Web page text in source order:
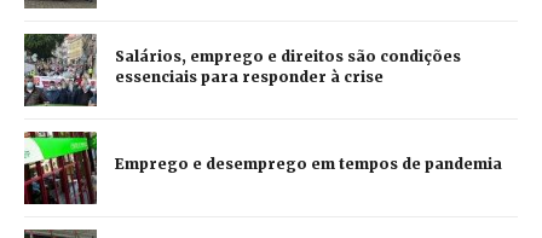
Salários, emprego e direitos são condições
essenciais para responder à crise
Emprego e desemprego em tempos de pandemia